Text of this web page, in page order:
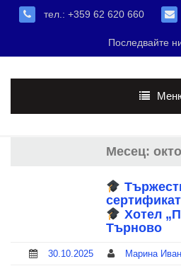
тел.: +359 62 620 660
Последвайте
Месец:
Хотел
Търново
30.10.2025 Марина